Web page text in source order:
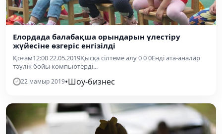
Елордада балабақша орындарын үлестіру
жүйесіне өзгеріс енгізілді
Қоғам12:00 22.05.2019Қысқа сілтеме алу 0 0 0Енді ата-аналар
тәулік бойы компьютерді...
22 мамыр 2019•Шоу-бизнес